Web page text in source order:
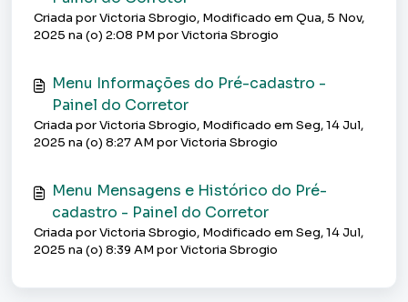
Criada por Victoria Sbrogio, Modificado em Qua, 5 Nov,
2025 na (o) 2:08 PM por Victoria Sbrogio
Menu Informações do Pré-cadastro -
Painel do Corretor
Criada por Victoria Sbrogio, Modificado em Seg, 14 Jul,
2025 na (o) 8:27 AM por Victoria Sbrogio
Menu Mensagens e Histórico do Pré-
cadastro - Painel do Corretor
Criada por Victoria Sbrogio, Modificado em Seg, 14 Jul,
2025 na (o) 8:39 AM por Victoria Sbrogio